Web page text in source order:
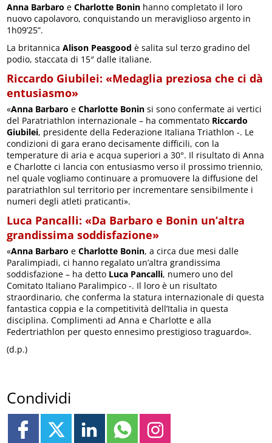
Anna Barbaro eCharlotte Bonin hanno completato il loro
nuovo capolavoro, conquistando un meraviglioso argento in
1h09’25”.
La britannicaAlison Peasgood è salita sul terzo gradino del
podio, staccata di 15″ dalle italiane.
Riccardo Giubilei: «Medaglia preziosa che ci dà
entusiasmo»
«Anna Barbaro eCharlotte Bonin si sono confermate ai vertici
del Paratriathlon internazionale – ha commentato Riccardo
Giubilei, presidente della Federazione Italiana Triathlon -. Le
condizioni di gara erano decisamente difficili, con la
temperature di aria e acqua superiori a 30°. Il risultato di Anna
e Charlotte ci lancia con entusiasmo verso il prossimo triennio,
nel quale vogliamo continuare a promuovere la diffusione del
paratriathlon sul territorio per incrementare sensibilmente i
numeri degli atleti praticanti».
Luca Pancalli: «Da Barbaro e Bonin un’altra
grandissima soddisfazione»
«Anna Barbaro eCharlotte Bonin, a circa due mesi dalle
Paralimpiadi, ci hanno regalato un’altra grandissima
soddisfazione – ha detto Luca Pancalli, numero uno del
Comitato Italiano Paralimpico -. Il loro è un risultato
straordinario, che conferma la statura internazionale di questa
fantastica coppia e la competitività dell’Italia in questa
disciplina. Complimenti ad Anna e Charlotte e alla
Federtriathlon per questo ennesimo prestigioso traguardo».
(d.p.)
Condividi